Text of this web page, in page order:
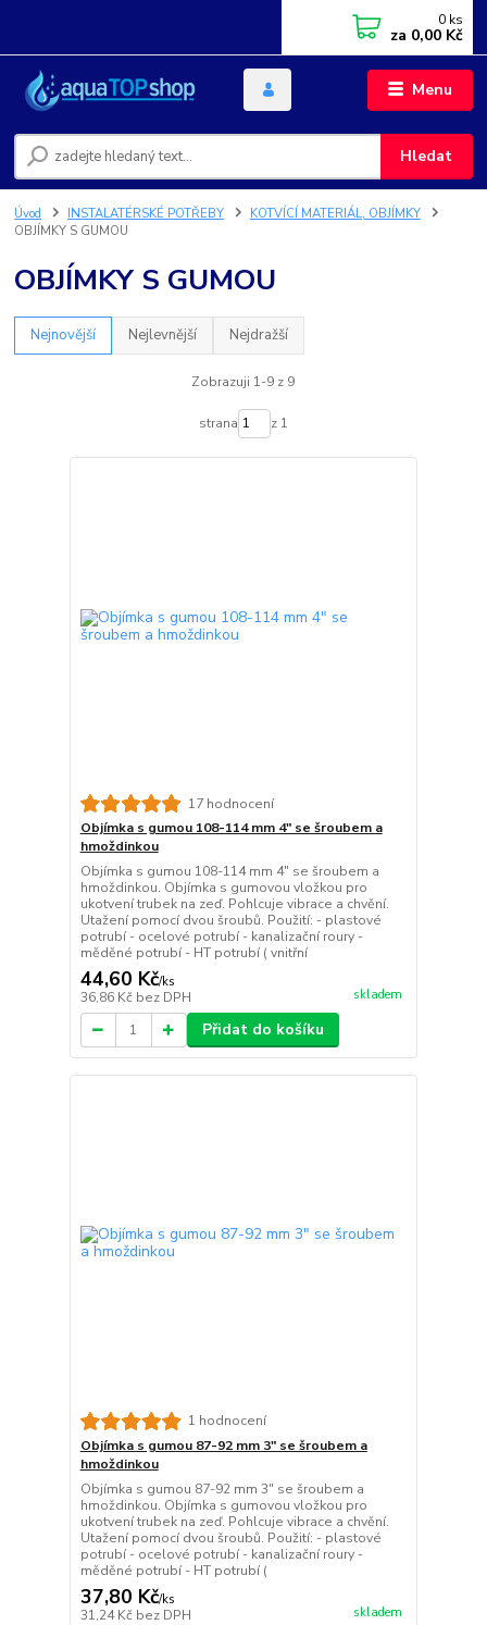
Menu
Hledat
0 ks
za 0,00 Kč
Úvod INSTALATÉRSKÉ POTŘEBY
KOTVÍCÍ MATERIÁL, OBJÍMKY
OBJÍMKY S GUMOU
OBJÍMKY S GUMOU
Nejnovější Nejlevnější Nejdražší
Zobrazuji 1-9 z 9
strana z 1
17 hodnocení
Objímka s gumou 108-114 mm 4" se šroubem a
hmoždinkou
Objímka s gumou 108-114 mm 4" se šroubem a
hmoždinkou. Objímka s gumovou vložkou pro
ukotvení trubek na zeď. Pohlcuje vibrace a chvění.
Utažení pomocí dvou šroubů. Použití: - plastové
potrubí - ocelové potrubí - kanalizační roury -
měděné potrubí - HT potrubí ( vnitřní
44,60 Kč/ks
36,86 Kč bez DPH skladem
Přidat do košíku
1 hodnocení
Objímka s gumou 87-92 mm 3" se šroubem a
hmoždinkou
Objímka s gumou 87-92 mm 3" se šroubem a
hmoždinkou. Objímka s gumovou vložkou pro
ukotvení trubek na zeď. Pohlcuje vibrace a chvění.
Utažení pomocí dvou šroubů. Použití: - plastové
potrubí - ocelové potrubí - kanalizační roury -
měděné potrubí - HT potrubí (
37,80 Kč/ks
31,24 Kč bez DPH skladem